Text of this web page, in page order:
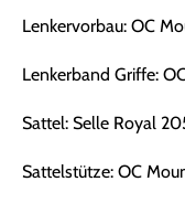
Lenkervorbau: OC
Lenkerband Griffe:
Sattel: Selle Royal
Sattelstütze: OC